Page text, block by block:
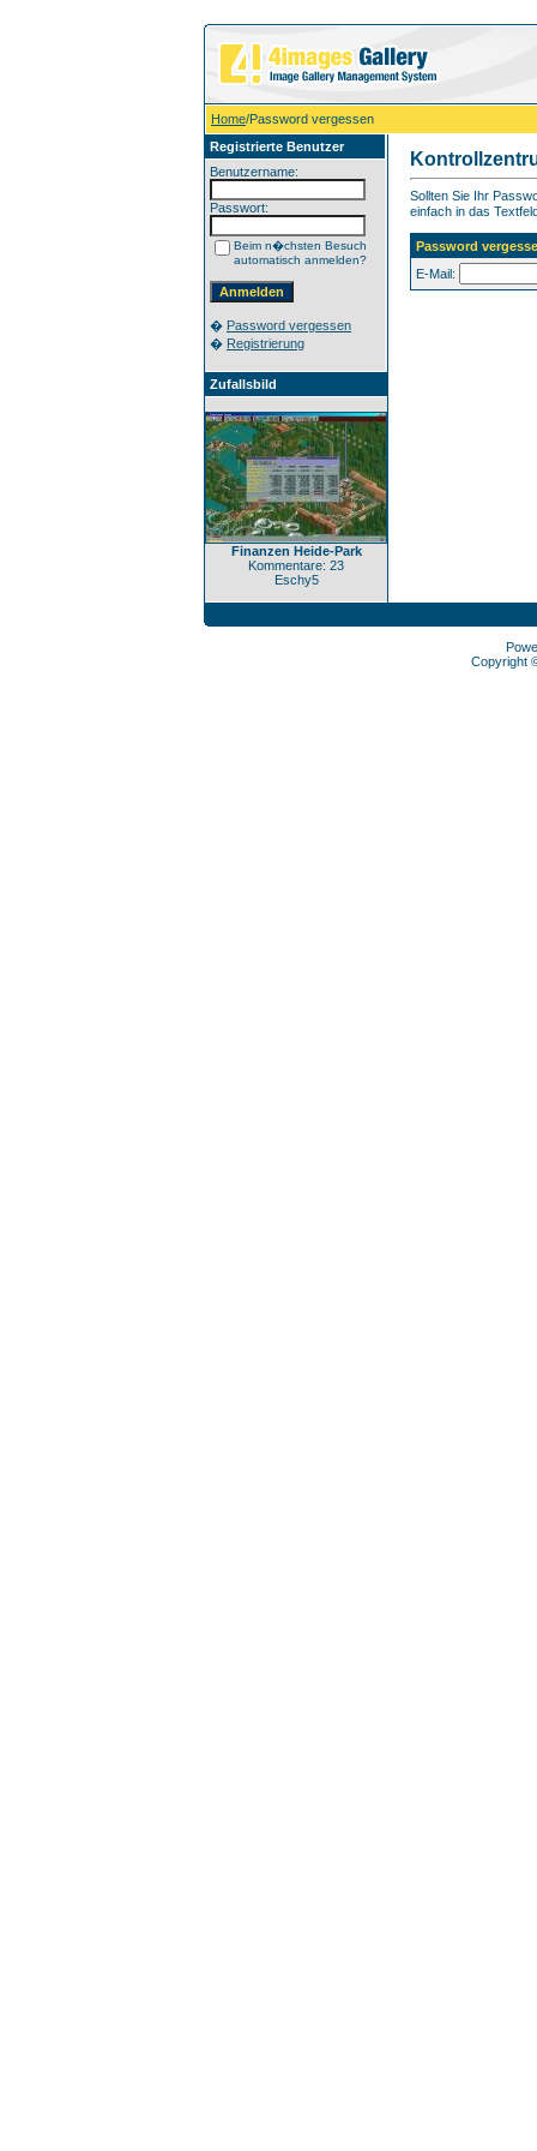
Home/Password vergessen
Registrierte Benutzer
Benutzername:
Passwort:
Beim n�chsten Besuch
automatisch anmelden?
� Password vergessen
� Registrierung
Zufallsbild
Finanzen Heide-Park
Kommentare: 23
Eschy5
Sollten Sie Ihr
einfach in das
Password
E-Mail:
Copyright